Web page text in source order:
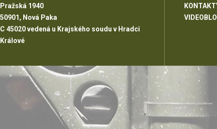
Pražská 1940
50901, Nová Paka
C 45020 vedená u Krajského soudu v Hradci
Králové